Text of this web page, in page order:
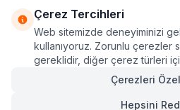
İSTANBUL
Telefon
+90 555 560 27 32
E-Posta
ozdnylmz71@gmail.com
Çerez Tercihleri
Web sitemizde deneyiminizi
kullanıyoruz. Zorunlu çerezler
gereklidir, diğer çerez türleri için
Çerezleri
Hepsini